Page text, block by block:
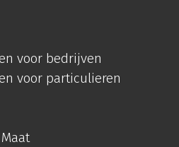
voor bedrijven
voor particulieren